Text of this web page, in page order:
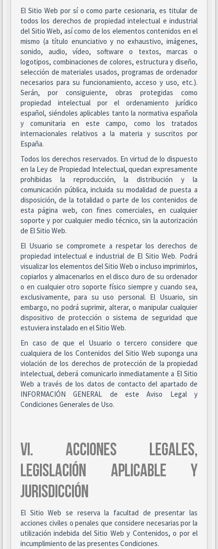
El Sitio Web por sí o como parte cesionaria, es titular de
todos los derechos de propiedad intelectual e industrial
del Sitio Web, así como de los elementos contenidos en el
mismo (a título enunciativo y no exhaustivo, imágenes,
sonido, audio, vídeo, software o textos, marcas o
logotipos, combinaciones de colores, estructura y diseño,
selección de materiales usados, programas de ordenador
necesarios para su funcionamiento, acceso y uso, etc.).
Serán, por consiguiente, obras protegidas como
propiedad intelectual por el ordenamiento jurídico
español, siéndoles aplicables tanto la normativa española
y comunitaria en este campo, como los tratados
internacionales relativos a la materia y suscritos por
España.
Todos los derechos reservados. En virtud de lo dispuesto
en la Ley de Propiedad Intelectual, quedan expresamente
prohibidas la reproducción, la distribución y la
comunicación pública, incluida su modalidad de puesta a
disposición, de la totalidad o parte de los contenidos de
esta página web, con fines comerciales, en cualquier
soporte y por cualquier medio técnico, sin la autorización
de El Sitio Web.
El Usuario se compromete a respetar los derechos de
propiedad intelectual e industrial de El Sitio Web. Podrá
visualizar los elementos del Sitio Web o incluso imprimirlos,
copiarlos y almacenarlos en el disco duro de su ordenador
o en cualquier otro soporte físico siempre y cuando sea,
exclusivamente, para su uso personal. El Usuario, sin
embargo, no podrá suprimir, alterar, o manipular cualquier
dispositivo de protección o sistema de seguridad que
estuviera instalado en el Sitio Web.
En caso de que el Usuario o tercero considere que
cualquiera de los Contenidos del Sitio Web suponga una
violación de los derechos de protección de la propiedad
intelectual, deberá comunicarlo inmediatamente a El Sitio
Web a través de los datos de contacto del apartado de
INFORMACIÓN GENERAL de este Aviso Legal y
Condiciones Generales de Uso.
VI. ACCIONES LEGALES,
LEGISLACIÓN APLICABLE Y
JURISDICCIÓN
El Sitio Web se reserva la facultad de presentar las
acciones civiles o penales que considere necesarias por la
utilización indebida del Sitio Web y Contenidos, o por el
incumplimiento de las presentes Condiciones.